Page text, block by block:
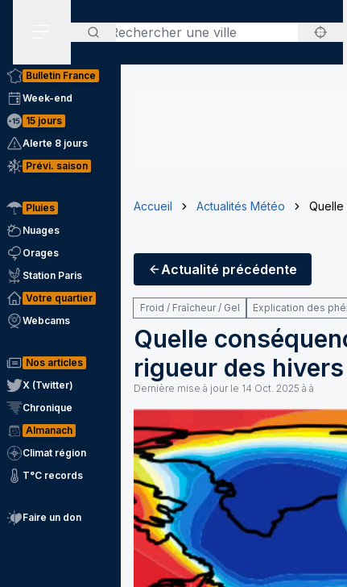
Rechercher
Bulletin France
Week-end
15 jours
Alerte 8 jours
Prévi. saison
Pluies
Nuages
Orages
Station Paris
Votre quartier
Webcams
Nos articles
X (Twitter)
Chronique
Almanach
Climat région
T°C records
Faire un don
Accueil Actualités Météo Quelle
Actualité précédente
Froid / Fraîcheur / Gel Explication des
Quelle
rigueur des hivers
Dernière mise à jour le 14 Oct. 2025 à à